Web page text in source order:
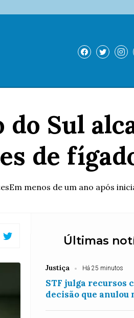
Sul
de
menos de um ano após
Últimas
Justiça Há 25 minutos
STF julga recursos
decisão que